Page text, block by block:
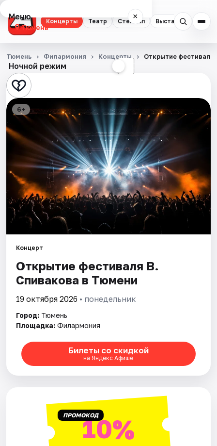
Концерты Театр Стендап Выставки
Меню ×
Тюмень
Концерты
Театр
Стендап
Выставки
Квесты
Экскурсии
Спорт
События
Площадки
Артисты
Ночной режим ☾
Тюмень Филармония Концерты Открытие фестиваля
6+
Концерт
Открытие фестиваля В.
Спивакова в Тюмени
19 октября 2026 • понедельник
Город: Тюмень
Площадка: Филармония
Билеты со скидкой
на Яндекс Афише
ПРОМОКОД10%